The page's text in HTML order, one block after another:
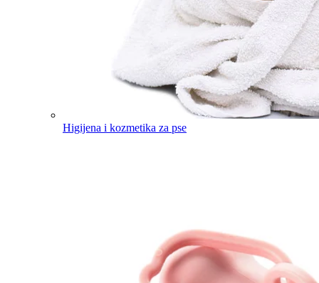
Higijena i kozmetika za pse